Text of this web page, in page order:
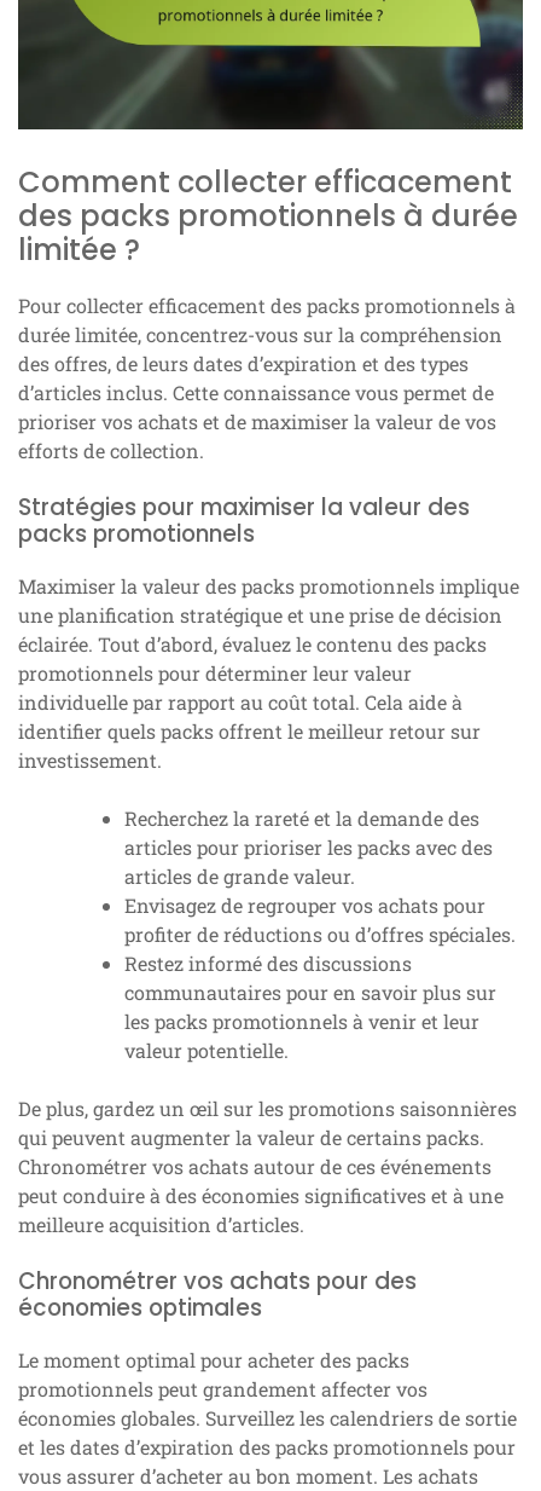
Comment collecter efficacement
des packs promotionnels à durée
limitée ?
Pour collecter efficacement des packs promotionnels à
durée limitée, concentrez-vous sur la compréhension
des offres, de leurs dates d’expiration et des types
d’articles inclus. Cette connaissance vous permet de
prioriser vos achats et de maximiser la valeur de vos
efforts de collection.
Stratégies pour maximiser la valeur des
packs promotionnels
Maximiser la valeur des packs promotionnels implique
une planification stratégique et une prise de décision
éclairée. Tout d’abord, évaluez le contenu des packs
promotionnels pour déterminer leur valeur
individuelle par rapport au coût total. Cela aide à
identifier quels packs offrent le meilleur retour sur
investissement.
Recherchez la rareté et la demande des
articles pour prioriser les packs avec des
articles de grande valeur.
Envisagez de regrouper vos achats pour
profiter de réductions ou d’offres spéciales.
Restez informé des discussions
communautaires pour en savoir plus sur
les packs promotionnels à venir et leur
valeur potentielle.
De plus, gardez un œil sur les promotions saisonnières
qui peuvent augmenter la valeur de certains packs.
Chronométrer vos achats autour de ces événements
peut conduire à des économies significatives et à une
meilleure acquisition d’articles.
Chronométrer vos achats pour des
économies optimales
Le moment optimal pour acheter des packs
promotionnels peut grandement affecter vos
économies globales. Surveillez les calendriers de sortie
et les dates d’expiration des packs promotionnels pour
vous assurer d’acheter au bon moment. Les achats